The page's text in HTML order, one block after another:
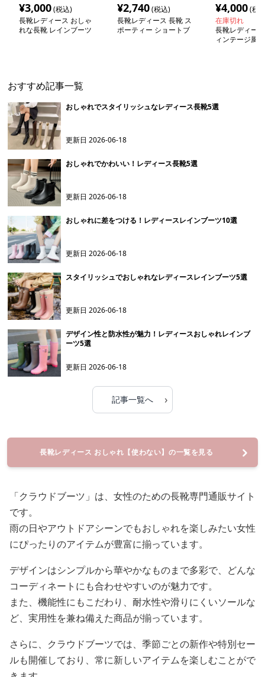
¥3,000(税込)
長靴レディース おしゃ
れな長靴 レインブーツ
¥2,740(税込)
長靴レディース 長靴 ス
ポーティー ショートブ
¥4,000(税
在庫切れ
長靴レディー
ィンテージ風
おすすめ記事一覧
おしゃれでスタイリッシュなレディース長靴5選
更新日2026-06-18
おしゃれでかわいい！レディース長靴5選
更新日2026-06-18
おしゃれに差をつける！レディースレインブーツ10選
更新日2026-06-18
スタイリッシュでおしゃれなレディースレインブーツ5選
更新日2026-06-18
デザイン性と防水性が魅力！レディースおしゃれレインブ
ーツ5選
更新日2026-06-18
記事一覧へ ›
長靴レディース おしゃれ【使わない】の一覧を見る
「クラウドブーツ」は、女性のための長靴専門通販サイト
です。
雨の日やアウトドアシーンでもおしゃれを楽しみたい女性
にぴったりのアイテムが豊富に揃っています。
デザインはシンプルから華やかなものまで多彩で、どんな
コーディネートにも合わせやすいのが魅力です。
また、機能性にもこだわり、耐水性や滑りにくいソールな
ど、実用性を兼ね備えた商品が揃っています。
さらに、クラウドブーツでは、季節ごとの新作や特別セー
ルも開催しており、常に新しいアイテムを楽しむことがで